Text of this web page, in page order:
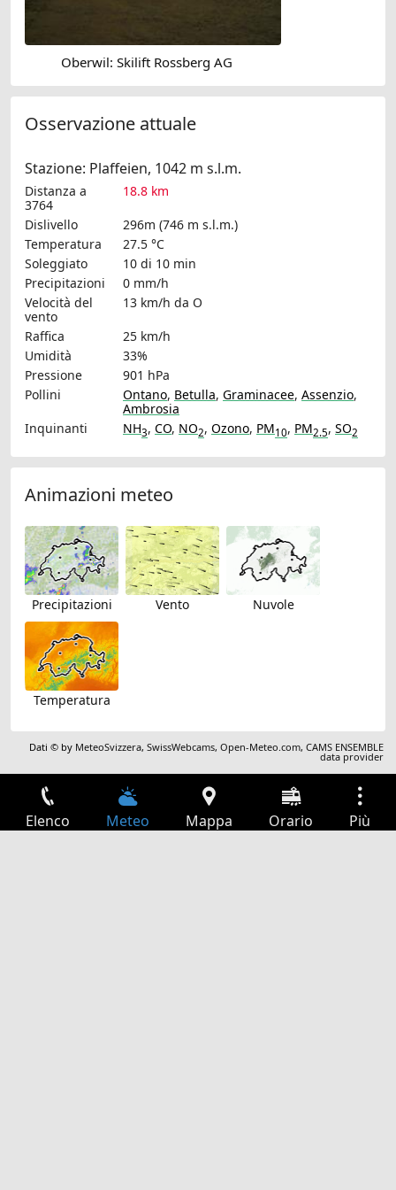
Oberwil: Skilift Rossberg AG
Osservazione attuale
Stazione: Plaffeien, 1042 m s.l.m.
Distanza a
3764
18.8 km
Dislivello
296m (746 m s.l.m.)
Temperatura
27.5 °C
Soleggiato
10 di 10 min
Precipitazioni
0 mm/h
Velocità del
vento
13 km/h da O
Raffica
25 km/h
Umidità
33%
Pressione
901 hPa
Pollini
Ontano, Betulla, Graminacee, Assenzio,
Ambrosia
Inquinanti
NH3, CO, NO2, Ozono, PM10, PM2.5, SO2
Animazioni meteo
Precipitazioni Vento Nuvole
Temperatura
Dati © by MeteoSvizzera,SwissWebcams,Open-Meteo.com,CAMS ENSEMBLE
data provider
Elenco Meteo Mappa Orario Più